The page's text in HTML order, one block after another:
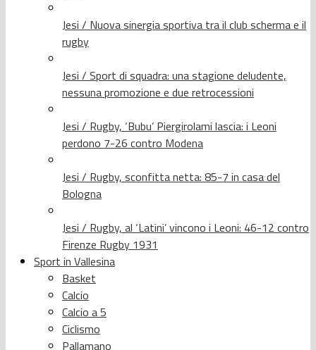
Jesi / Nuova sinergia sportiva tra il club scherma e il
rugby
Jesi / Sport di squadra: una stagione deludente,
nessuna promozione e due retrocessioni
Jesi / Rugby, ‘Bubu’ Piergirolami lascia: i Leoni
perdono 7-26 contro Modena
Jesi / Rugby, sconfitta netta: 85-7 in casa del
Bologna
Jesi / Rugby, al ‘Latini’ vincono i Leoni: 46-12 contro
Firenze Rugby 1931
Sport in Vallesina
Basket
Calcio
Calcio a 5
Ciclismo
Pallamano